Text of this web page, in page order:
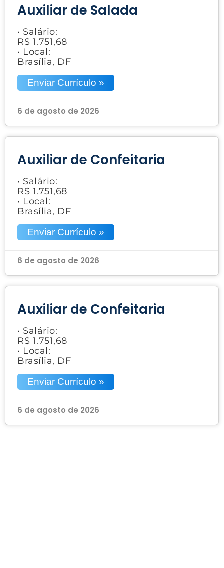
Auxiliar de Salada
• Salário:
R$ 1.751,68
• Local:
Brasília, DF
Enviar Currículo »
6 de agosto de 2026
Auxiliar de Confeitaria
• Salário:
R$ 1.751,68
• Local:
Brasília, DF
Enviar Currículo »
6 de agosto de 2026
Auxiliar de Confeitaria
• Salário:
R$ 1.751,68
• Local:
Brasília, DF
Enviar Currículo »
6 de agosto de 2026